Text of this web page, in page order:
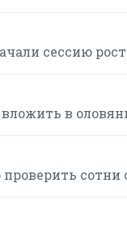
сессию
в
проверить